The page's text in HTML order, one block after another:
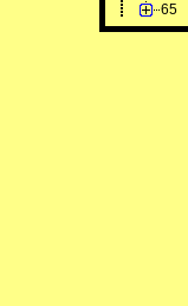
65